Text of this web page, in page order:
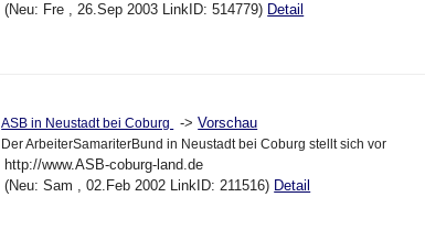
(Neu: Fre , 26.Sep 2003 LinkID: 514779) Detail
ASB in Neustadt bei Coburg ->Vorschau
Der ArbeiterSamariterBund in Neustadt bei Coburg stellt sich vor
http://www.ASB-coburg-land.de
(Neu: Sam , 02.Feb 2002 LinkID: 211516) Detail